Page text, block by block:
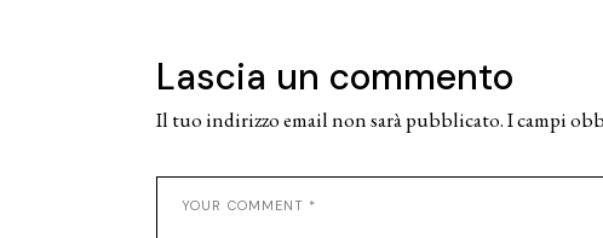
Lascia un commento
Il tuo indirizzo email non sarà pubblicato.I campi